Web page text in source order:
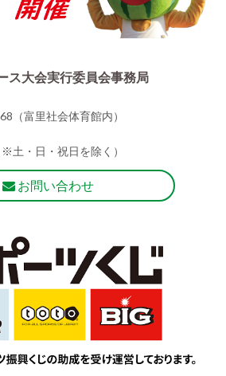
ス大会実行委員会事務局
（富里社会体育館内）
土・日・祝日を除く）
お問い合わせ